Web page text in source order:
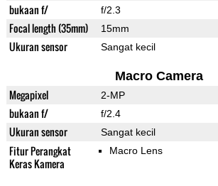
bukaan f/ f/2.3
Focal length (35mm) 15mm
Ukuran sensor Sangat kecil
Macro Camera
Megapixel 2-MP
bukaan f/ f/2.4
Ukuran sensor Sangat kecil
Fitur Perangkat
Keras Kamera
Macro Lens